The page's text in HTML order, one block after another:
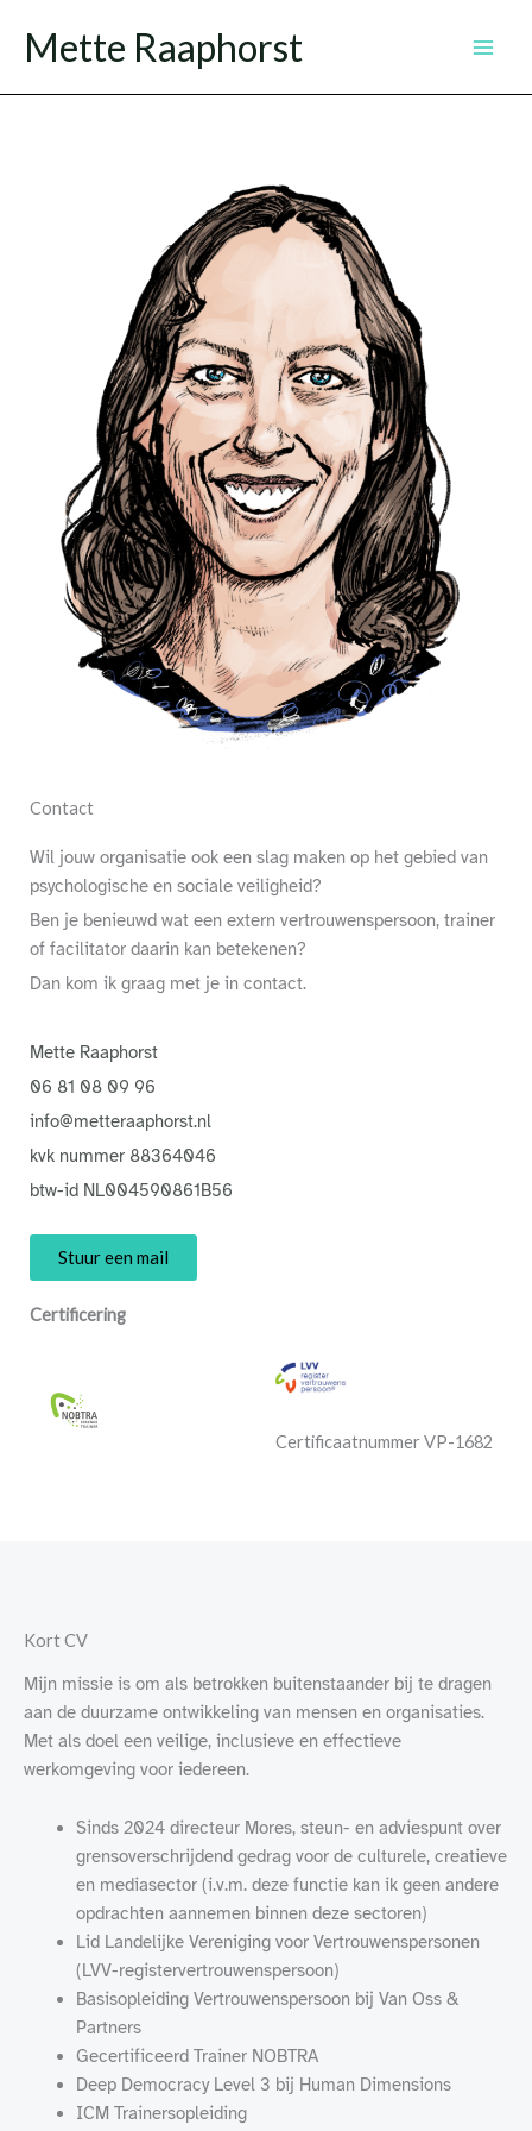
naar
inhoud
Mette Raaphorst
Contact
Wil jouw organisatie ook een slag maken op het gebied van
psychologische en sociale veiligheid?
Ben je benieuwd wat een extern vertrouwenspersoon, trainer
of facilitator daarin kan betekenen?
Dan kom ik graag met je in contact.
Mette Raaphorst
06 81 08 09 96
info@metteraaphorst.nl
kvk nummer 88364046
btw-id NL004590861B56
Stuur een mail
Certificering
Certificaatnummer VP-1682
Kort CV
Mijn missie is om als betrokken buitenstaander bij te dragen
aan de duurzame ontwikkeling van mensen en organisaties.
Met als doel een veilige, inclusieve en effectieve
werkomgeving voor iedereen.
Sinds 2024 directeur Mores, steun- en adviespunt over
grensoverschrijdend gedrag voor de culturele, creatieve
en mediasector (i.v.m. deze functie kan ik geen andere
opdrachten aannemen binnen deze sectoren)
Lid Landelijke Vereniging voor Vertrouwenspersonen
(LVV-registervertrouwenspersoon)
Basisopleiding Vertrouwenspersoon bij Van Oss &
Partners
Gecertificeerd Trainer NOBTRA
Deep Democracy Level 3 bij Human Dimensions
ICM Trainersopleiding